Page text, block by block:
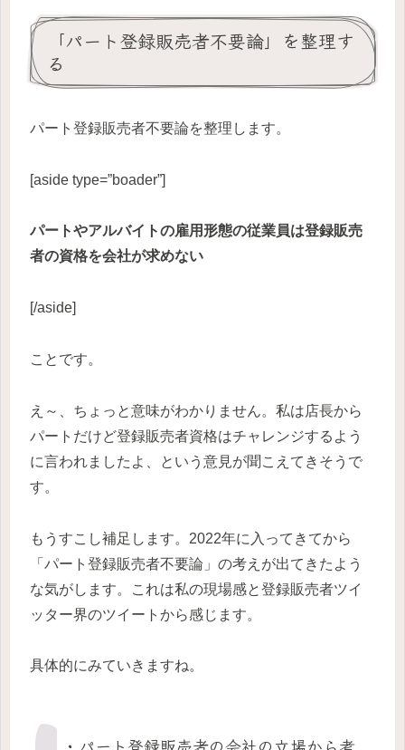
「パート登録販売者不要論」を整理す
る
パート登録販売者不要論を整理します。
[aside type=”boader”]
パートやアルバイトの雇用形態の従業員は登録販売
者の資格を会社が求めない
[/aside]
ことです。
え～、ちょっと意味がわかりません。私は店長から
パートだけど登録販売者資格はチャレンジするよう
に言われましたよ、という意見が聞こえてきそうで
す。
もうすこし補足します。2022年に入ってきてから
「パート登録販売者不要論」の考えが出てきたよう
な気がします。これは私の現場感と登録販売者ツイ
ッター界のツイートから感じます。
具体的にみていきますね。